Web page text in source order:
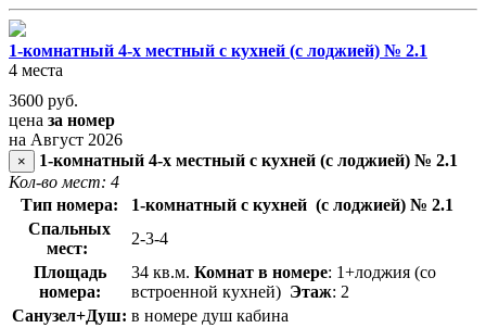
1-комнатный 4-х местный с кухней (с лоджией) № 2.1
4 места
3600 руб.
цена за номер
на Август 2026
×
1-комнатный 4-х местный с кухней (с лоджией) № 2.1
Кол-во мест: 4
Тип номера:
1-комнатный с кухней (с лоджией) № 2.1
Спальных
мест:
2-3-4
Площадь
номера:
34 кв.м. Комнат в номере: 1+лоджия (со
встроенной кухней) Этаж: 2
Санузел+Душ: в номере душ кабина